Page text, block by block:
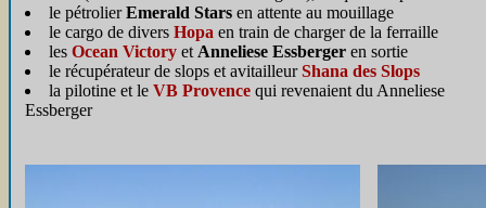
le pétrolierEmerald Stars en attente au mouillage
le cargo de divers Hopa en train de charger de la ferraille
les Ocean Victory et Anneliese Essberger en sortie
le récupérateur de slops et avitailleurShana des Slops
la pilotine et le VB Provence qui revenaient du Anneliese
Essberger